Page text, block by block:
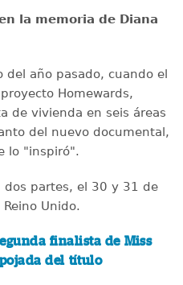
la memoria de Diana
del año pasado, cuando el
Homewards,
de vivienda en seis áreas
del nuevo documental,
lo "inspiró".
dos partes, el 30 y 31 de
Unido.
finalista de Miss
del título